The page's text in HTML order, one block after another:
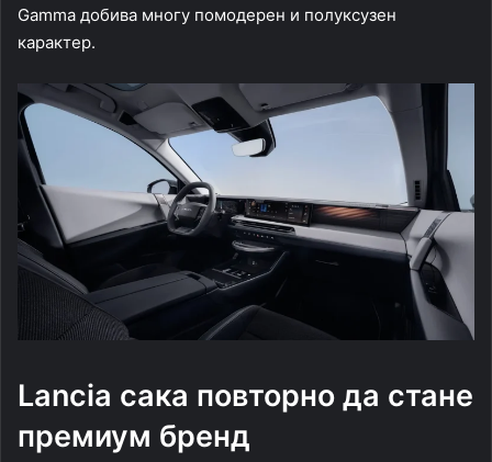
Gamma добива многу помодерен и полуксузен
карактер.
Lancia сака повторно да стане
премиум бренд